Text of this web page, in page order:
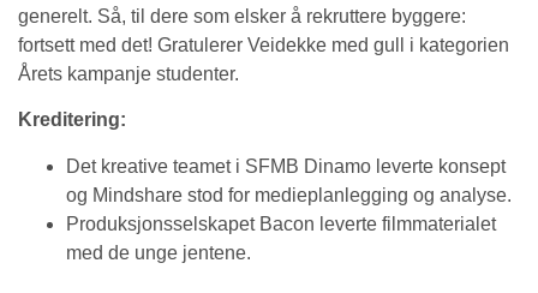
generelt. Så, til dere som elsker å rekruttere byggere:
fortsett med det! Gratulerer Veidekke med gull i kategorien
Årets kampanje studenter.
Kreditering:
Det kreative teamet i SFMB Dinamo leverte konsept
og Mindshare stod for medieplanlegging og analyse.
Produksjonsselskapet Bacon leverte filmmaterialet
med de unge jentene.